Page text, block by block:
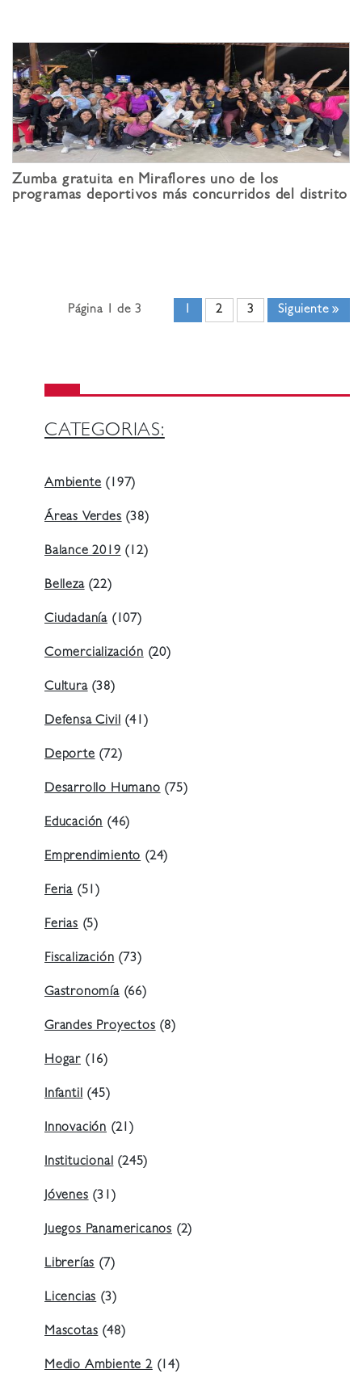
Zumba gratuita en Miraflores uno de los
programas deportivos más concurridos del distrito
Página 1 de 3 1 2 3 Siguiente »
CATEGORIAS:
Ambiente(197)
Áreas Verdes(38)
Balance 2019(12)
Belleza(22)
Ciudadanía (107)
Comercialización(20)
Cultura(38)
Defensa Civil(41)
Deporte(72)
Desarrollo Humano(75)
Educación(46)
Emprendimiento(24)
Feria (51)
Ferias(5)
Fiscalización(73)
Gastronomía(66)
Grandes Proyectos(8)
Hogar (16)
Infantil(45)
Innovación (21)
Institucional(245)
Jóvenes(31)
Juegos Panamericanos (2)
Librerías(7)
Licencias(3)
Mascotas(48)
Medio Ambiente 2(14)